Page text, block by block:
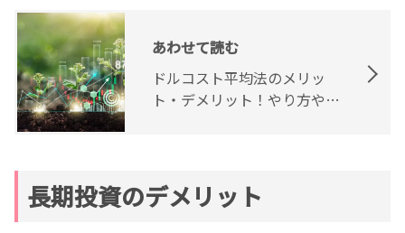
あわせて読む
ドルコスト平均法のメリッ
ト・デメリット！やり方やシ
長期投資のデメリット